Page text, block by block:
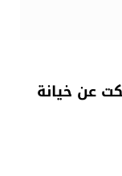
عن خيانة